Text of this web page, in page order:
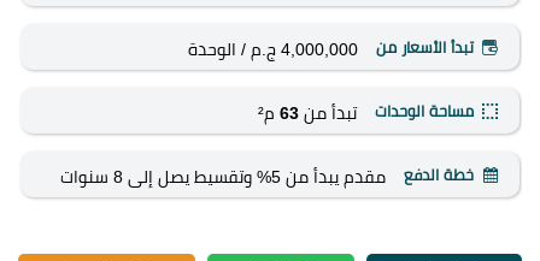
تبدأ الأسعار من 4,000,000 ج.م / الوحدة
مساحة الوحدات تبدأ من 63م²
خطة الدفع مقدم يبدأ من 5% وتقسيط يصل إلى 8 سنوات